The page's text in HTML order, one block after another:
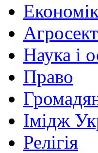
Наука і
Право
Імідж
Релігія